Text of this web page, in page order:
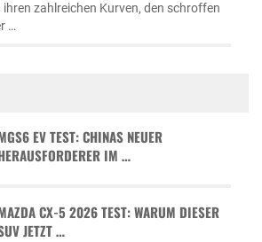
zahlreichen Kurven, den schroffen
…
EV TEST: CHINAS NEUER
IM …
CX-5 2026 TEST: WARUM DIESER
JETZT …